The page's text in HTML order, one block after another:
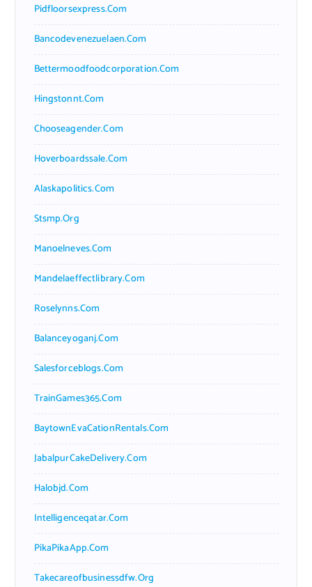
Pidfloorsexpress.com
Bancodevenezuelaen.com
Bettermoodfoodcorporation.com
Hingstonnt.com
Chooseagender.com
Hoverboardssale.com
Alaskapolitics.com
Stsmp.org
Manoelneves.com
Mandelaeffectlibrary.com
Roselynns.com
Balanceyoganj.com
Salesforceblogs.com
TrainGames365.com
BaytownEvaCationRentals.com
JabalpurCakeDelivery.com
Halobjd.com
Intelligenceqatar.com
PikaPikaApp.com
Takecareofbusinessdfw.org